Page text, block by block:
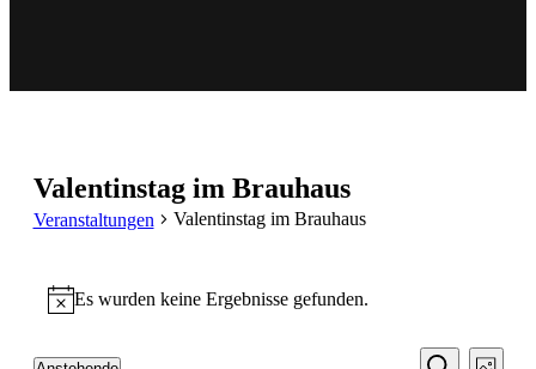
Valentinstag im Brauhaus
Veranstaltungen Valentinstag im Brauhaus
Hinweis
Es wurden keine Ergebnisse gefunden.